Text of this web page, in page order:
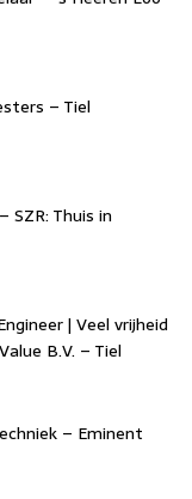
– Tiel
SZR: Thuis in
| Veel vrijheid
B.V. – Tiel
– Eminent